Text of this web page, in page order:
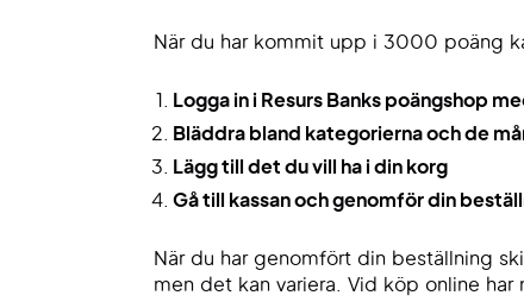
När du har kommit upp i 3000 poäng
Logga in i Resurs Banks poängshop
Bläddra bland kategorierna och de
Lägg till det du vill ha i din korg
Gå till kassan och genomför din
När du har genomfört din beställning
men det kan variera. Vid köp online har